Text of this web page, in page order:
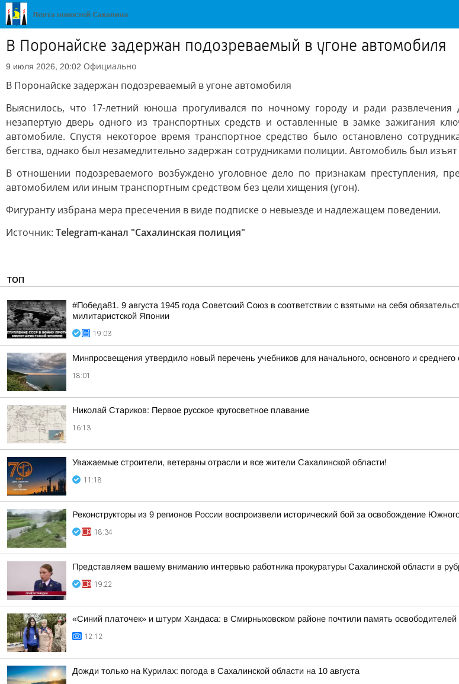
В Поронайске задержан подозреваемый в угоне автомобиля
9 июля 2026, 20:02 Официально
В Поронайске задержан подозреваемый в угоне автомобиля
Выяснилось, что 17-летний юноша прогуливался по ночному городу и ради
незапертую дверь одного из транспортных средств и оставленные в замке зажигания
автомобиле. Спустя некоторое время транспортное средство было остановлено
бегства, однако был незамедлительно задержан сотрудниками полиции. Автомобиль был
В отношении подозреваемого возбуждено уголовное дело по признакам преступления,
автомобилем или иным транспортным средством без цели хищения (угон).
Фигуранту избрана мера пресечения в виде подписке о невыезде и надлежащем поведении.
Источник: Telegram-канал "Сахалинская полиция"
ТОП
#Победа81. 9 августа 1945 года Советский Союз в соответствии с взятыми на себя
милитаристской Японии
19:03
Минпросвещения утвердило новый перечень учебников для начального, основного и среднего
18:01
Николай Стариков: Первое русское кругосветное плавание
16:13
Уважаемые строители, ветераны отрасли и все жители Сахалинской области!
11:18
Реконструкторы из 9 регионов России воспроизвели исторический бой за освобождение
18:34
Представляем вашему вниманию интервью работника прокуратуры Сахалинской области в
19:22
«Синий платочек» и штурм Хандаса: в Смирныховском районе почтили память освободителей
12:12
Дожди только на Курилах: погода в Сахалинской области на 10 августа